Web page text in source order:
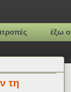
έξω
τη